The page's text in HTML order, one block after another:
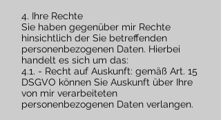
4. Ihre Rechte
Sie haben gegenüber mir Rechte
hinsichtlich der Sie betreffenden
personenbezogenen Daten. Hierbei
handelt es sich um das:
4.1. - Recht auf Auskunft: gemäß Art. 15
DSGVO können Sie Auskunft über Ihre
von mir verarbeiteten
personenbezogenen Daten verlangen.